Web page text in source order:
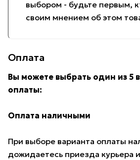
выбором - будьте первым,
своим мнением об этом
Оплата
Вы можете выбрать один из 5
оплаты:
Оплата наличными
При выборе варианта оплаты
дожидаетесь приезда курьера